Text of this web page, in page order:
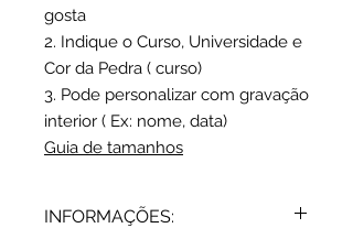
gosta
2. Indique o Curso, Universidade e
Cor da Pedra ( curso)
3. Pode personalizar com gravação
interior ( Ex: nome, data)
Guia de tamanhos
INFORMAÇÕES: